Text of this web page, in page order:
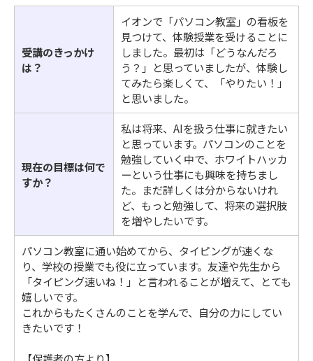
受講のきっかけ
は？
イオンで「パソコン教室」の看板を
見つけて、体験授業を受けることに
しました。最初は「どうなんだろ
う？」と思っていましたが、体験し
てみたら楽しくて、「やりたい！」
と思いました。
現在の目標は何で
すか？
私は将来、AIを扱う仕事に就きたい
と思っています。パソコンのことを
勉強していく中で、ホワイトハッカ
ーという仕事にも興味を持ちまし
た。まだ詳しくは分からないけれ
ど、もっと勉強して、将来の選択肢
を増やしたいです。
パソコン教室に通い始めてから、タイピングが速くな
り、学校の授業でも役に立っています。友達や先生から
「タイピング速いね！」と言われることが増えて、とても
嬉しいです。
これからもたくさんのことを学んで、自分の力にしてい
きたいです！